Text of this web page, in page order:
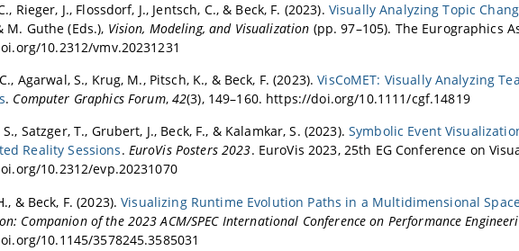
Rieger, J., Flossdorf, J., Jentsch, C., & Beck, F. (2023). Visually Analyzing Topic
M. Guthe (Eds.), Vision, Modeling, and Visualization (pp. 97–105). The Eurographics
10.2312/vmv.20231231
Agarwal, S., Krug, M., Pitsch, K., & Beck, F. (2023).VisCoMET: Visually Analyzing
. Computer Graphics Forum, 42(3), 149–160. https://doi.org/10.1111/cgf.14819
Satzger, T., Grubert, J., Beck, F., & Kalamkar, S. (2023). Symbolic Event
Reality Sessions. EuroVis Posters 2023. EuroVis 2023, 25th EG Conference on
10.2312/evp.20231070
& Beck, F. (2023).Visualizing Runtime Evolution Paths in a Multidimensional
Companion of the 2023 ACM/SPEC International Conference on Performance
10.1145/3578245.3585031